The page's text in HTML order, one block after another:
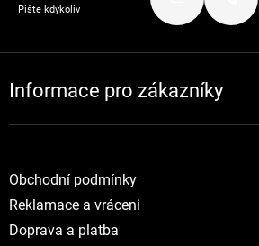
Pište kdykoliv
Informace pro zákazníky
Obchodní podmínky
Reklamace a vráceni
Doprava a platba